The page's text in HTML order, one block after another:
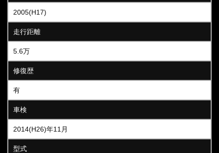
2005(H17)
走行距離
5.6万
修復歴
有
車検
2014(H26)年11月
型式